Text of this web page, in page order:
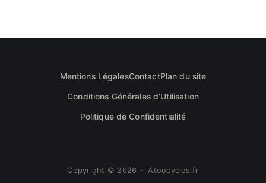
Mentions LégalesContactPlan du site
Conditions Générales d’Utilisation
Politique de Confidentialité
Copyright © 2026 - Atoocycles.fr